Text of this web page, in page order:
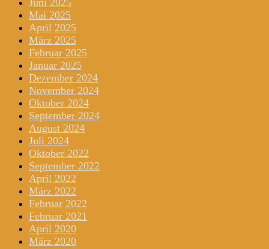
Juni 2025
Mai 2025
April 2025
März 2025
Februar 2025
Januar 2025
Dezember 2024
November 2024
Oktober 2024
September 2024
August 2024
Juli 2024
Oktober 2022
September 2022
April 2022
März 2022
Februar 2022
Februar 2021
April 2020
März 2020